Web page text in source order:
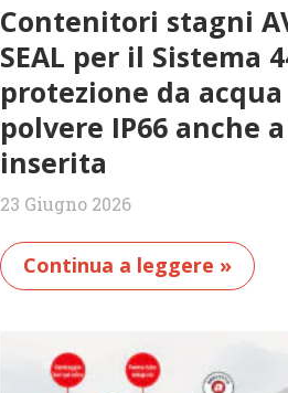
Contenitori stagni
SEAL per il Sistema
protezione da acqua
polvere IP66 anche
inserita
23 Giugno 2026
Continua a leggere »